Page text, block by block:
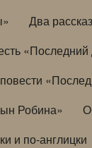
Два
Робина»
О
и по-англицки